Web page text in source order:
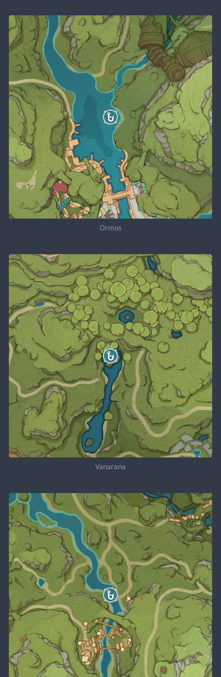
Ormos
Vanarana